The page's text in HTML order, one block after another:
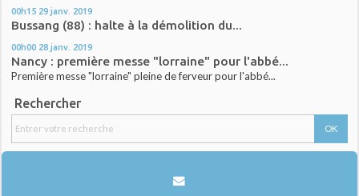
00h15 29 janv. 2019
Bussang (88) : halte à la démolition du...
00h00 28 janv. 2019
Nancy : première messe "lorraine" pour l'abbé...
Première messe "lorraine" pleine de ferveur pour l'abbé...
Rechercher